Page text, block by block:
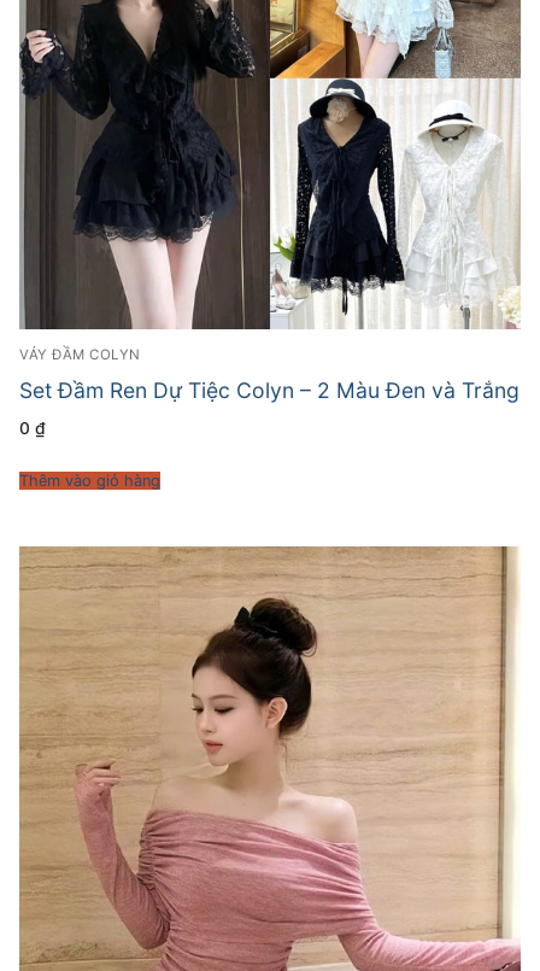
VÁY ĐẦM COLYN
Set Đầm Ren Dự Tiệc Colyn – 2 Màu Đen và Trắng
0 ₫
Thêm vào giỏ hàng